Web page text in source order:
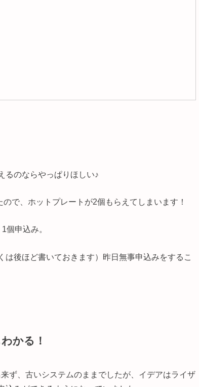
るのならやっぱりほしい♪
で、ホットプレートが2個もらえてしまいます！
個申込み。
後ほど書いておきます）昨日無事申込みをするこ
かる！
ず、古いシステムのままでしたが、イデアはライザ